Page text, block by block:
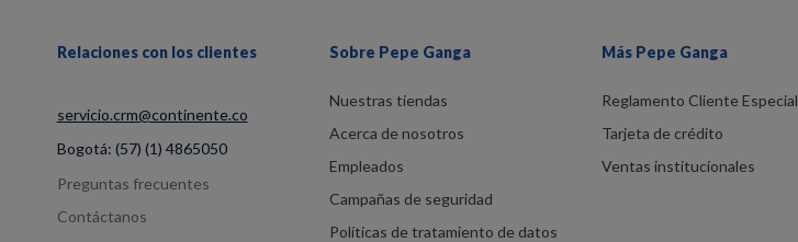
Relaciones con los clientes
servicio.crm@continente.co
Bogotá: (57) (1) 4865050
Preguntas frecuentes
Contáctanos
Sobre Pepe Ganga
Nuestras tiendas
Acerca de nosotros
Empleados
Campañas de seguridad
Políticas de tratamiento de datos
Más Pepe Ganga
Reglamento Cliente Especial
Tarjeta de crédito
Ventas institucionales